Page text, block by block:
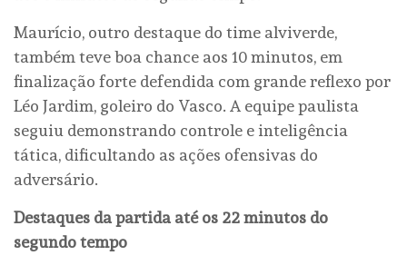
Maurício, outro destaque do time alviverde,
também teve boa chance aos 10 minutos, em
finalização forte defendida com grande reflexo por
Léo Jardim, goleiro do Vasco. A equipe paulista
seguiu demonstrando controle e inteligência
tática, dificultando as ações ofensivas do
adversário.
Destaques da partida até os 22 minutos do
segundo tempo